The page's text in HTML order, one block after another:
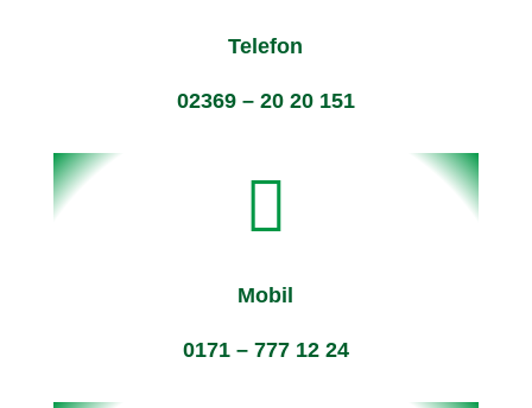
Telefon
02369 – 20 20 151

Mobil
0171 – 777 12 24